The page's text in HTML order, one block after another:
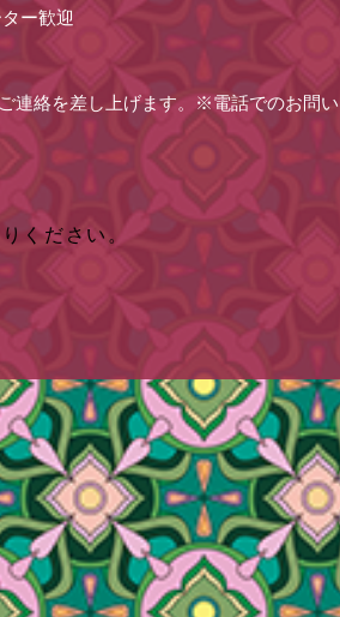
ー歓迎
連絡を差し上げます。※電話でのお問い
ください。